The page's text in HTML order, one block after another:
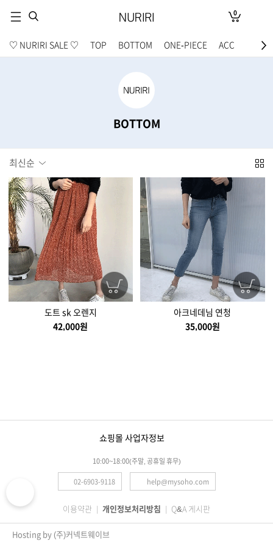
0
♡ NURIRI SALE ♡ TOP BOTTOM ONE-PIECE ACC
BOTTOM
최신순
도트 sk 오렌지
42,000원
아크네데님 연청
35,000원
쇼핑몰 사업자정보
10:00~18:00(주말, 공휴일 휴무)
02-6903-9118 help@mysoho.com
이용약관 개인정보처리방침 Q&A 게시판
Hosting by (주)커넥트웨이브